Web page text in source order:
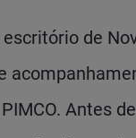
de
Antes